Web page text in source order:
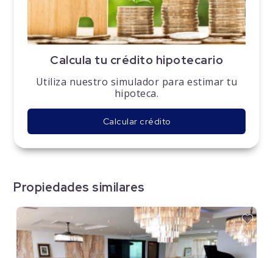
Calcula tu crédito hipotecario
Utiliza nuestro simulador para estimar tu
hipoteca.
Calcular crédito
Propiedades similares